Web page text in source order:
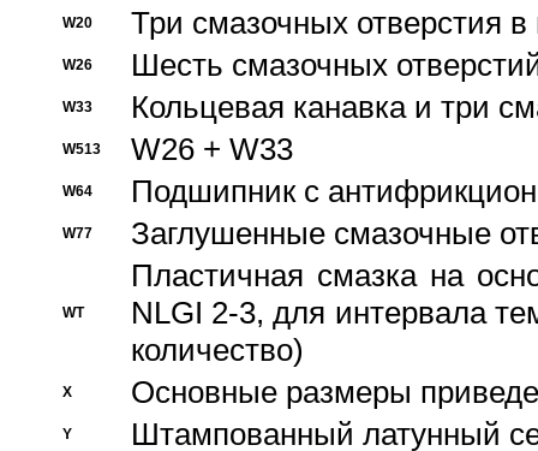
W20 Три смазочных отверстия
W26 Шесть смазочных
W33 Кольцевая канавка и три
W513 W26 + W33
W64 Подшипник с
W77 Заглушенные смазочные
WT
Пластичная смазка на
NLGI 2-3, для интервала
количество)
X Основные размеры
Y Штампованный латунный